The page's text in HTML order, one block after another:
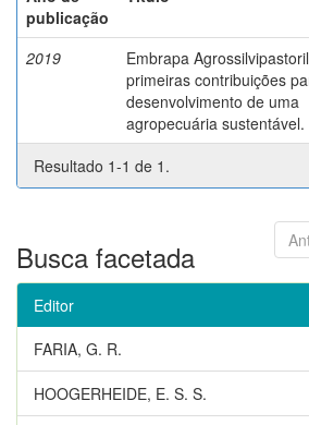
publicação
2019
Embrapa
primeiras contribuições
desenvolvimento de uma
agropecuária sustentável.
Resultado 1-1 de 1.
Busca facetada
Editor
FARIA, G. R.
HOOGERHEIDE, E. S. S.